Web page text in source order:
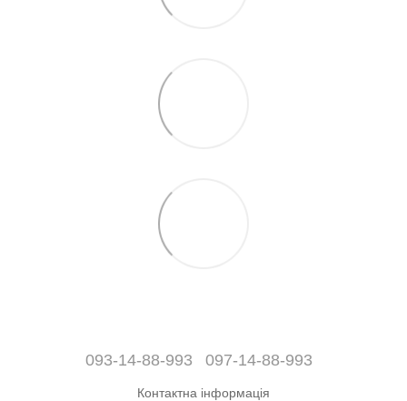
093-14-88-993 097-14-88-993
Контактна інформація